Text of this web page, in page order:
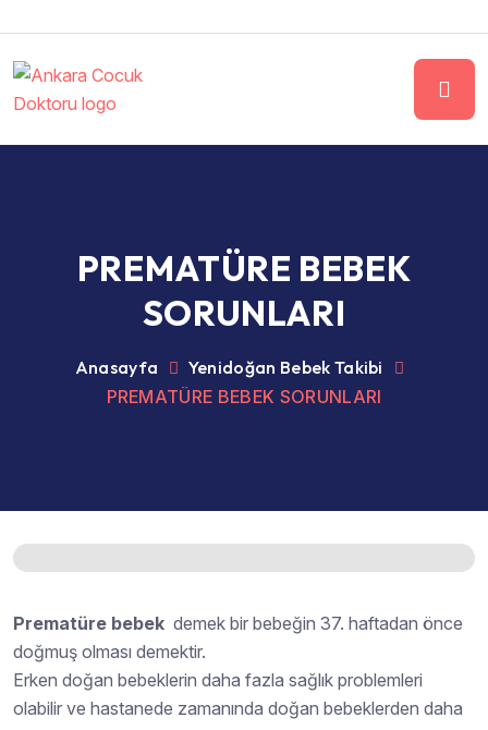
PREMATÜRE BEBEK
SORUNLARI
Anasayfa
Yenidoğan Bebek Takibi
PREMATÜRE BEBEK SORUNLARI
Prematüre bebek demek bir bebeğin 37. haftadan önce
doğmuş olması demektir.
Erken doğan bebeklerin daha fazla sağlık problemleri
olabilir ve hastanede zamanında doğan bebeklerden daha